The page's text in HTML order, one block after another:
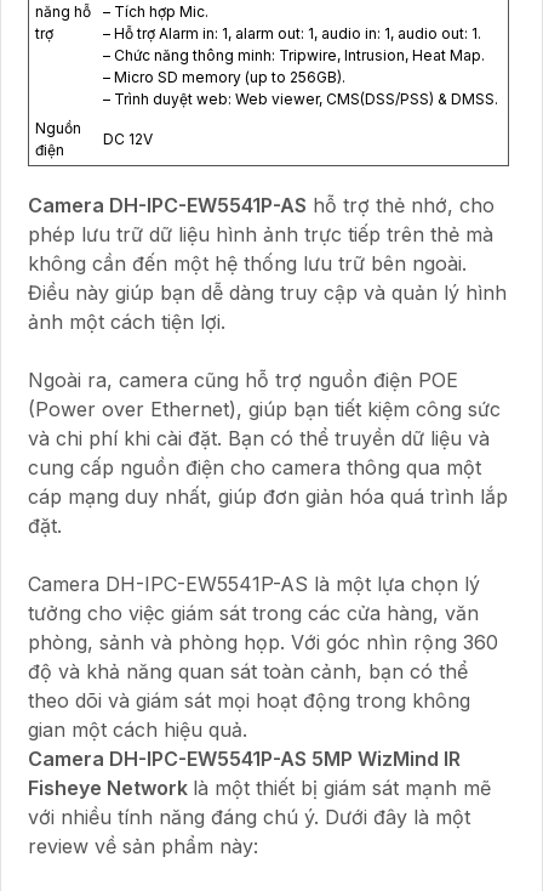
năng hỗ
trợ
– Tích hợp Mic.
– Hỗ trợ Alarm in: 1, alarm out: 1, audio in: 1, audio out: 1.
– Chức năng thông minh: Tripwire, Intrusion, Heat Map.
– Micro SD memory (up to 256GB).
– Trình duyệt web: Web viewer, CMS(DSS/PSS) & DMSS.
Nguồn
điện
DC 12V
Camera DH-IPC-EW5541P-AS hỗ trợ thẻ nhớ, cho
phép lưu trữ dữ liệu hình ảnh trực tiếp trên thẻ mà
không cần đến một hệ thống lưu trữ bên ngoài.
Điều này giúp bạn dễ dàng truy cập và quản lý hình
ảnh một cách tiện lợi.
Ngoài ra, camera cũng hỗ trợ nguồn điện POE
(Power over Ethernet), giúp bạn tiết kiệm công sức
và chi phí khi cài đặt. Bạn có thể truyền dữ liệu và
cung cấp nguồn điện cho camera thông qua một
cáp mạng duy nhất, giúp đơn giản hóa quá trình lắp
đặt.
Camera DH-IPC-EW5541P-AS là một lựa chọn lý
tưởng cho việc giám sát trong các cửa hàng, văn
phòng, sảnh và phòng họp. Với góc nhìn rộng 360
độ và khả năng quan sát toàn cảnh, bạn có thể
theo dõi và giám sát mọi hoạt động trong không
gian một cách hiệu quả.
Camera DH-IPC-EW5541P-AS 5MP WizMind IR
Fisheye Network là một thiết bị giám sát mạnh mẽ
với nhiều tính năng đáng chú ý. Dưới đây là một
review về sản phẩm này: